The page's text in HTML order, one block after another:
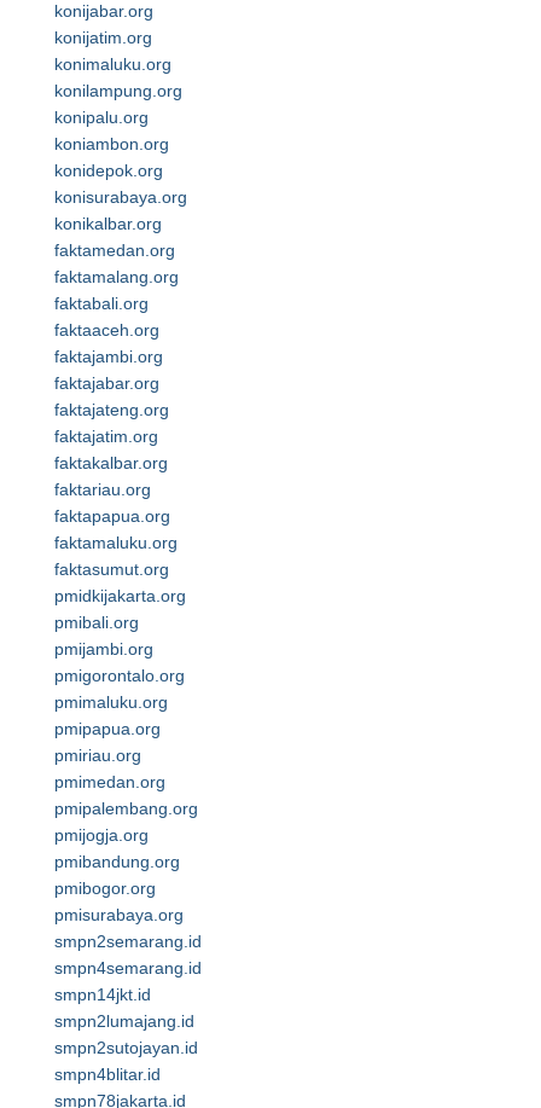
konijabar.org
konijatim.org
konimaluku.org
konilampung.org
konipalu.org
koniambon.org
konidepok.org
konisurabaya.org
konikalbar.org
faktamedan.org
faktamalang.org
faktabali.org
faktaaceh.org
faktajambi.org
faktajabar.org
faktajateng.org
faktajatim.org
faktakalbar.org
faktariau.org
faktapapua.org
faktamaluku.org
faktasumut.org
pmidkijakarta.org
pmibali.org
pmijambi.org
pmigorontalo.org
pmimaluku.org
pmipapua.org
pmiriau.org
pmimedan.org
pmipalembang.org
pmijogja.org
pmibandung.org
pmibogor.org
pmisurabaya.org
smpn2semarang.id
smpn4semarang.id
smpn14jkt.id
smpn2lumajang.id
smpn2sutojayan.id
smpn4blitar.id
smpn78jakarta.id